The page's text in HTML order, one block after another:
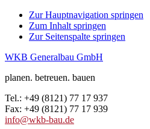
Zur Hauptnavigation springen
Zum Inhalt springen
Zur Seitenspalte springen
WKB Generalbau GmbH
planen. betreuen. bauen
Tel.: +49 (8121) 77 17 937
Fax: +49 (8121) 77 17 939
info@wkb-bau.de